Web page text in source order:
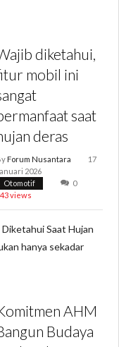
diketahui,
mobil ini
saat
deras
Forum Nusantara
17
2026
Otomotif
0
views
Saat Hujan
hanya sekadar
AHM
Budaya